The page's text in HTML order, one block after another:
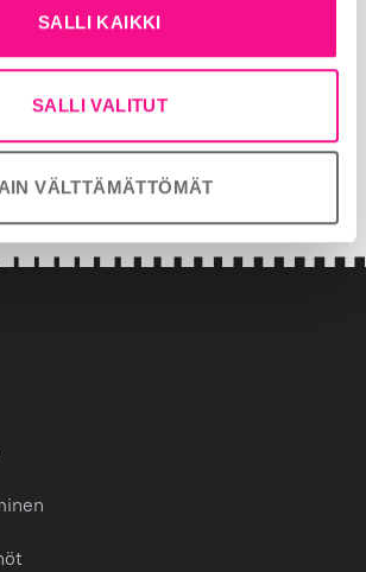
SALLI KAIKKI
SALLI VALITUT
VÄLTTÄMÄTTÖMÄT
facebook